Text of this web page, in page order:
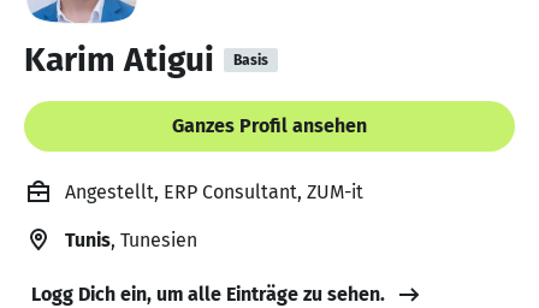
Karim Atigui Basis
Ganzes Profil ansehen
Angestellt, ERP Consultant, ZUM-it
Tunis, Tunesien
Logg Dich ein, um alle Einträge zu sehen.